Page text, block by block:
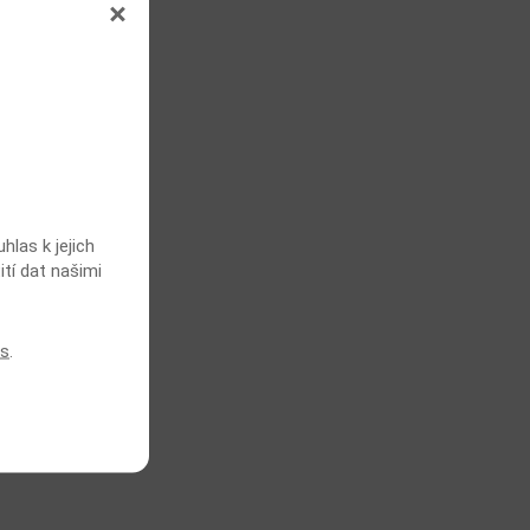
k jejich
dat našimi